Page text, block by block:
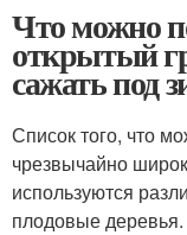
Что можно
открытый
сажать под
Список того, что
чрезвычайно
используются
плодовые деревья.